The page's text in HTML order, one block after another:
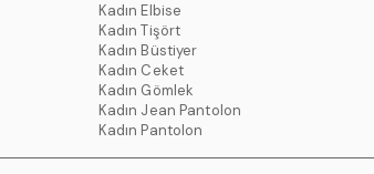
Kadın Elbise
Kadın Tişört
Kadın Büstiyer
Kadın Ceket
Kadın Gömlek
Kadın Jean Pantolon
Kadın Pantolon